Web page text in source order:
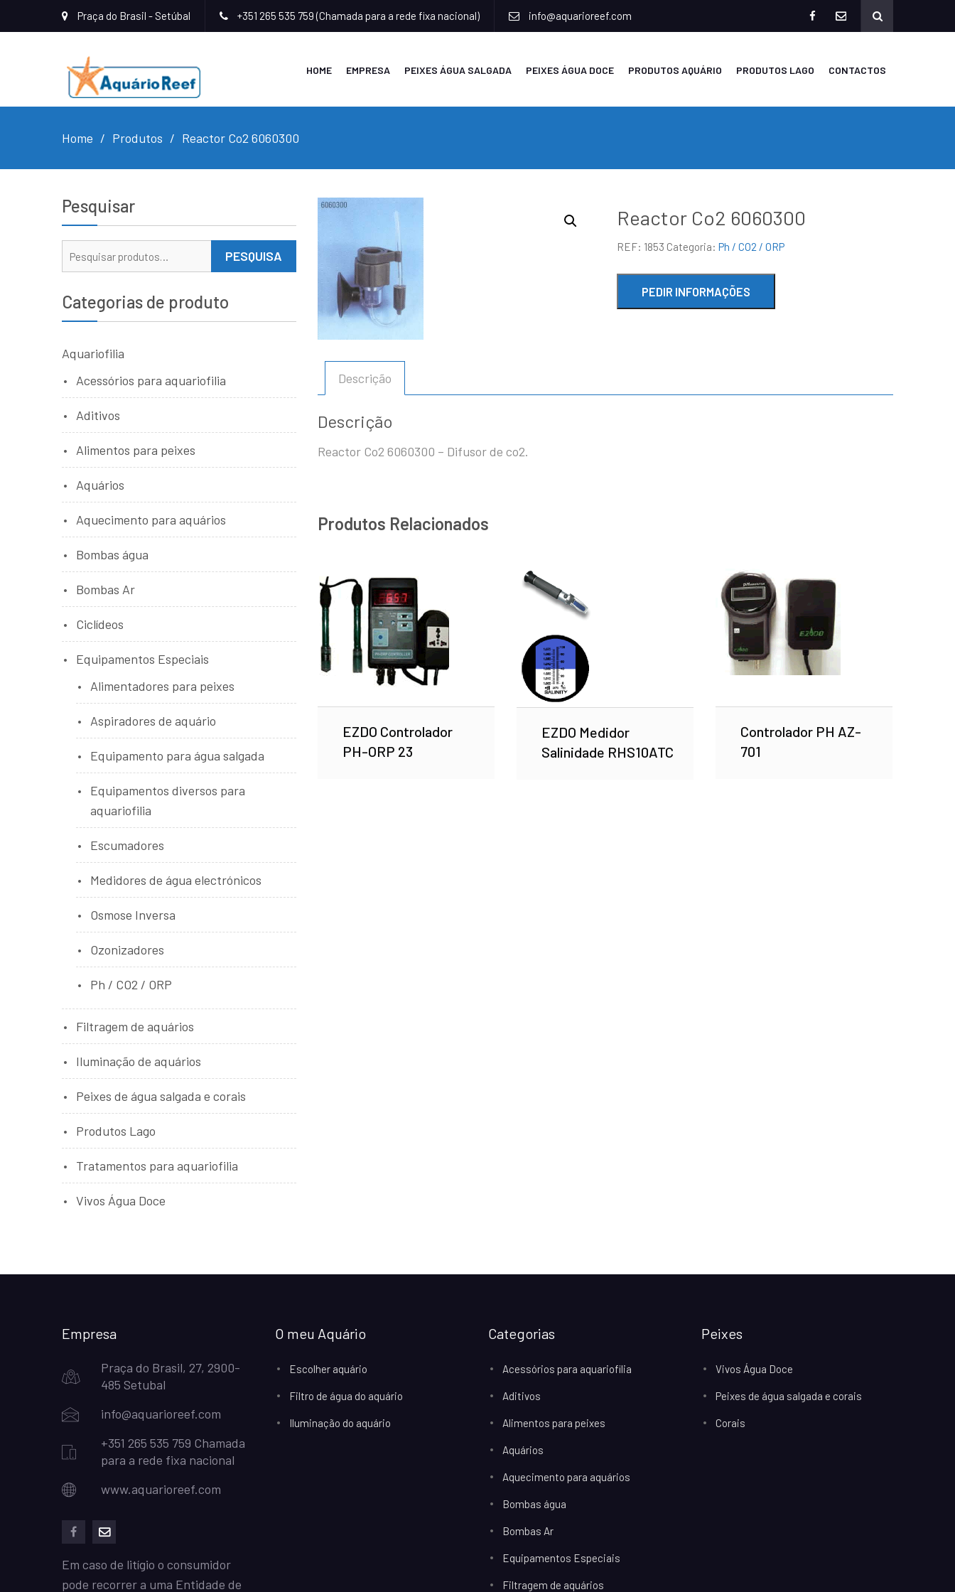
Praça do Brasil - Setúbal +351 265 535 759 (Chamada para a rede fixa nacional) info@aquarioreef.com
HOME EMPRESA PEIXES ÁGUA SALGADA PEIXES ÁGUA DOCE PRODUTOS AQUÁRIO PRODUTOS LAGO CONTACTOS
Home Produtos Reactor Co2 6060300
Reactor Co2 6060300
REF: 1853 Categoria:Ph / CO2 / ORP
Descrição
Descrição
Reactor Co2 6060300 – Difusor de co2.
Produtos Relacionados
EZDO Controlador
PH-ORP 23
EZDO Medidor
Salinidade RHS10ATC
Controlador PH AZ-
701
Pesquisar
PESQUISA
Categorias de produto
Aquariofilia
Acessórios para aquariofilia
Aditivos
Alimentos para peixes
Aquários
Aquecimento para aquários
Bombas água
Bombas Ar
Ciclídeos
Equipamentos Especiais
Alimentadores para peixes
Aspiradores de aquário
Equipamento para água salgada
Equipamentos diversos para
aquariofilia
Escumadores
Medidores de água electrónicos
Osmose Inversa
Ozonizadores
Ph / CO2 / ORP
Filtragem de aquários
Iluminação de aquários
Peixes de água salgada e corais
Produtos Lago
Tratamentos para aquariofilia
Vivos Água Doce
Empresa
Praça do Brasil, 27, 2900-
485 Setubal
info@aquarioreef.com
+351 265 535 759 Chamada
para a rede fixa nacional
www.aquarioreef.com
Em caso de litígio o consumidor
pode recorrer a uma Entidade de
O meu Aquário
Escolher aquário
Filtro de água do aquário
Iluminação do aquário
Categorias
Acessórios para aquariofilia
Aditivos
Alimentos para peixes
Aquários
Aquecimento para aquários
Bombas água
Bombas Ar
Equipamentos Especiais
Filtragem de aquários
Peixes
Vivos Água Doce
Peixes de água salgada e corais
Corais